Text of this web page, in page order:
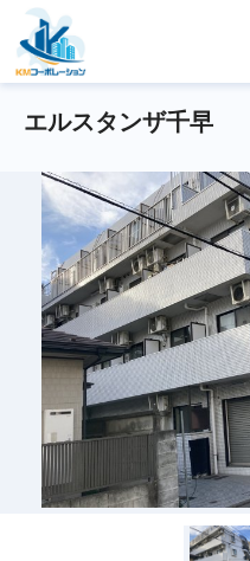
エルスタンザ千早